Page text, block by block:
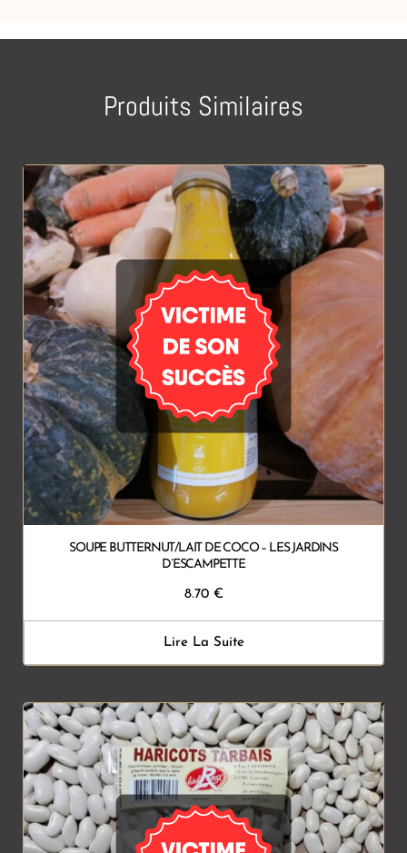
Produits Similaires
SOUPE BUTTERNUT/LAIT DE COCO – LES JARDINS
D’ESCAMPETTE
8.70 €
Lire La Suite